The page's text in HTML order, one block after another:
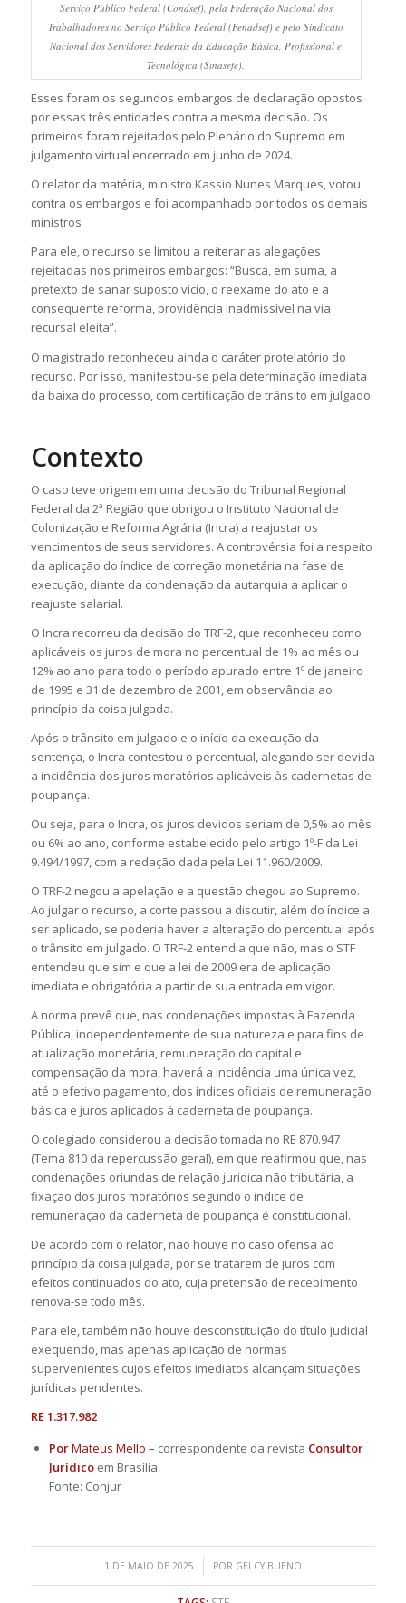
Serviço Público Federal (Condsef), pela Federação Nacional dos
Trabalhadores no Serviço Público Federal (Fenadsef) e pelo Sindicato
Nacional dos Servidores Federais da Educação Básica, Profissional e
Tecnológica (Sinasefe).
Esses foram os segundos embargos de declaração opostos
por essas três entidades contra a mesma decisão. Os
primeiros foram rejeitados pelo Plenário do Supremo em
julgamento virtual encerrado em junho de 2024.
O relator da matéria, ministro Kassio Nunes Marques, votou
contra os embargos e foi acompanhado por todos os demais
ministros
Para ele, o recurso se limitou a reiterar as alegações
rejeitadas nos primeiros embargos: “Busca, em suma, a
pretexto de sanar suposto vício, o reexame do ato e a
consequente reforma, providência inadmissível na via
recursal eleita”.
O magistrado reconheceu ainda o caráter protelatório do
recurso. Por isso, manifestou-se pela determinação imediata
da baixa do processo, com certificação de trânsito em julgado.
Contexto
O caso teve origem em uma decisão do Tribunal Regional
Federal da 2ª Região que obrigou o Instituto Nacional de
Colonização e Reforma Agrária (Incra) a reajustar os
vencimentos de seus servidores. A controvérsia foi a respeito
da aplicação do índice de correção monetária na fase de
execução, diante da condenação da autarquia a aplicar o
reajuste salarial.
O Incra recorreu da decisão do TRF-2, que reconheceu como
aplicáveis os juros de mora no percentual de 1% ao mês ou
12% ao ano para todo o período apurado entre 1º de janeiro
de 1995 e 31 de dezembro de 2001, em observância ao
princípio da coisa julgada.
Após o trânsito em julgado e o início da execução da
sentença, o Incra contestou o percentual, alegando ser devida
a incidência dos juros moratórios aplicáveis às cadernetas de
poupança.
Ou seja, para o Incra, os juros devidos seriam de 0,5% ao mês
ou 6% ao ano, conforme estabelecido pelo artigo 1º-F da Lei
9.494/1997, com a redação dada pela Lei 11.960/2009.
O TRF-2 negou a apelação e a questão chegou ao Supremo.
Ao julgar o recurso, a corte passou a discutir, além do índice a
ser aplicado, se poderia haver a alteração do percentual após
o trânsito em julgado. O TRF-2 entendia que não, mas o STF
entendeu que sim e que a lei de 2009 era de aplicação
imediata e obrigatória a partir de sua entrada em vigor.
A norma prevê que, nas condenações impostas à Fazenda
Pública, independentemente de sua natureza e para fins de
atualização monetária, remuneração do capital e
compensação da mora, haverá a incidência uma única vez,
até o efetivo pagamento, dos índices oficiais de remuneração
básica e juros aplicados à caderneta de poupança.
O colegiado considerou a decisão tomada no RE 870.947
(Tema 810 da repercussão geral), em que reafirmou que, nas
condenações oriundas de relação jurídica não tributária, a
fixação dos juros moratórios segundo o índice de
remuneração da caderneta de poupança é constitucional.
De acordo com o relator, não houve no caso ofensa ao
princípio da coisa julgada, por se tratarem de juros com
efeitos continuados do ato, cuja pretensão de recebimento
renova-se todo mês.
Para ele, também não houve desconstituição do título judicial
exequendo, mas apenas aplicação de normas
supervenientes cujos efeitos imediatos alcançam situações
jurídicas pendentes.
RE 1.317.982
PorMateus Mello – correspondente da revista Consultor
Jurídicoem Brasília.
Fonte: Conjur
1 DE MAIO DE 2025
/ POR GELCY BUENO